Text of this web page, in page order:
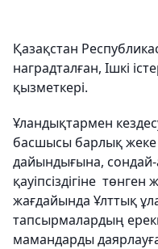
Қазақстан
наградталған, Ішкі
қызметкері.
Ұландықтармен
басшысы барлық жеке
дайындығына,
қауіпсіздігіне
жағдайында Ұлттық
тапсырмалардың
мамандарды